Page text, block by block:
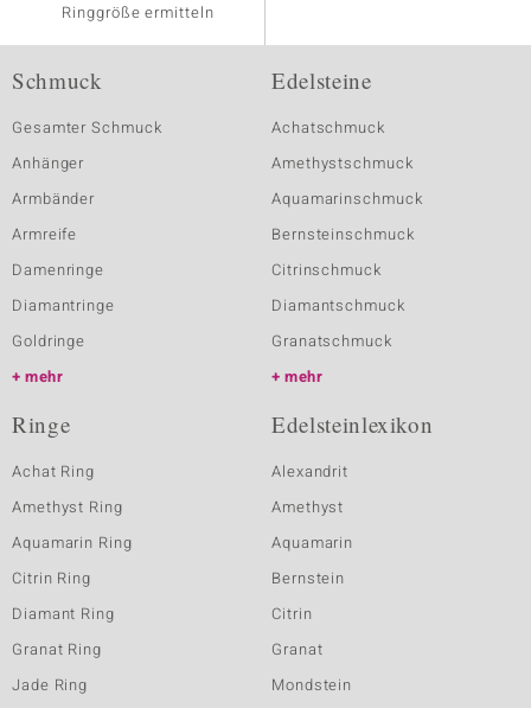
Ringgröße ermitteln
Schmuck
Gesamter Schmuck
Anhänger
Armbänder
Armreife
Damenringe
Diamantringe
Goldringe
mehr
Edelsteine
Achatschmuck
Amethystschmuck
Aquamarinschmuck
Bernsteinschmuck
Citrinschmuck
Diamantschmuck
Granatschmuck
mehr
Ringe
Achat Ring
Amethyst Ring
Aquamarin Ring
Citrin Ring
Diamant Ring
Granat Ring
Jade Ring
Edelsteinlexikon
Alexandrit
Amethyst
Aquamarin
Bernstein
Citrin
Granat
Mondstein